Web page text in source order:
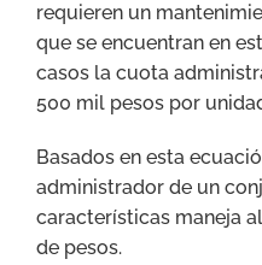
requieren un
que se encuentran en
casos la cuota
500 mil pesos por
Basados en esta
administrador de un
características maneja
de pesos.